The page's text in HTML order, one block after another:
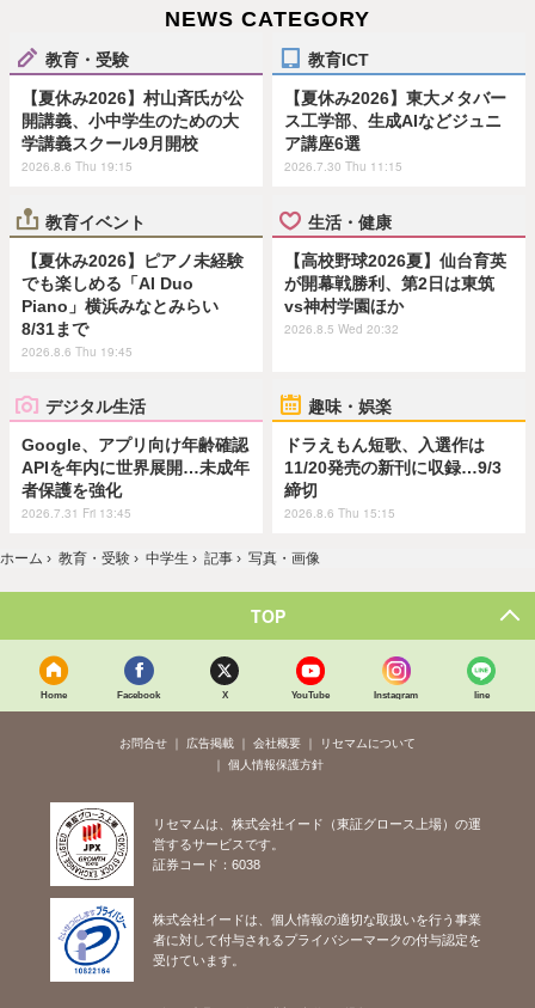
NEWS CATEGORY
教育・受験
【夏休み2026】村山斉氏が公
開講義、小中学生のための大
学講義スクール9月開校
2026.8.6 Thu 19:15
教育ICT
【夏休み2026】東大メタバー
ス工学部、生成AIなどジュニ
ア講座6選
2026.7.30 Thu 11:15
教育イベント
【夏休み2026】ピアノ未経験
でも楽しめる「AI Duo
Piano」横浜みなとみらい
8/31まで
2026.8.6 Thu 19:45
生活・健康
【高校野球2026夏】仙台育英
が開幕戦勝利、第2日は東筑
vs神村学園ほか
2026.8.5 Wed 20:32
デジタル生活
Google、アプリ向け年齢確認
APIを年内に世界展開…未成年
者保護を強化
2026.7.31 Fri 13:45
趣味・娯楽
ドラえもん短歌、入選作は
11/20発売の新刊に収録…9/3
締切
2026.8.6 Thu 15:15
ホーム › 教育・受験 › 中学生 › 記事 › 写真・画像
TOP
Home Facebook X YouTube Instagram line
お問合せ 広告掲載 会社概要
リセマムについて
個人情報保護方針
リセマムは、株式会社イード（東証グロース上場）の運
営するサービスです。
証券コード：6038
株式会社イードは、個人情報の適切な取扱いを行う事業
者に対して付与されるプライバシーマークの付与認定を
受けています。